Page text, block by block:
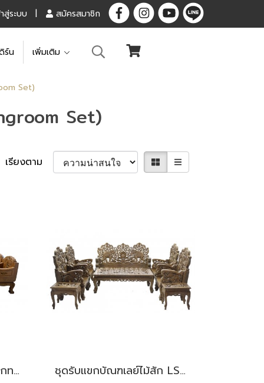
สู่ระบบ สมัครสมาชิก
ร์น เพิ่มเติม
Set)
Set)
เรียงตาม
ชุดรับแขกโดนัทแกะลายฟักทอง LS008
ชุดรับแขกบัณฑเลย์ไม้สัก LS007